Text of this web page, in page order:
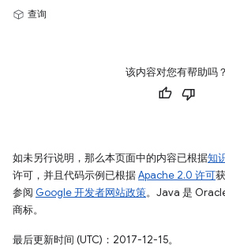
查询
该内容对您有帮助吗？
如未另行说明，那么本页面中的内容已根据知
许可，并且代码示例已根据Apache 2.0 许可
参阅 Google 开发者网站政策。Java 是
商标。
最后更新时间 (UTC)：2017-12-15。